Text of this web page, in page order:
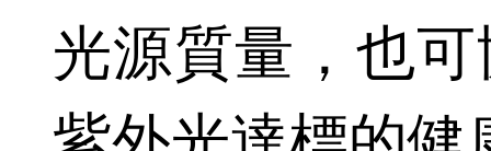
光源質量，也